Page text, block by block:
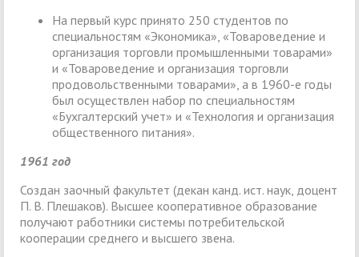
На первый курс принято 250 студентов по
специальностям «Экономика», «Товароведение и
организация торговли промышленными товарами»
и «Товароведение и организация торговли
продовольственными товарами», а в 1960-е годы
был осуществлен набор по специальностям
«Бухгалтерский учет» и «Технология и организация
общественного питания».
1961 год
Создан заочный факультет (декан канд. ист. наук, доцент
П. В. Плешаков). Высшее кооперативное образование
получают работники системы потребительской
кооперации среднего и высшего звена.